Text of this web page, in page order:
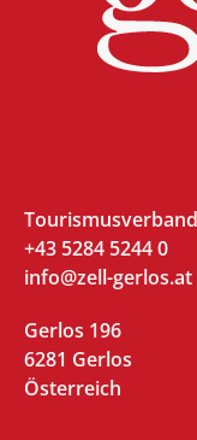
+43 5284 5244 0
info@zell-gerlos.at
Gerlos 196
6281 Gerlos
Österreich